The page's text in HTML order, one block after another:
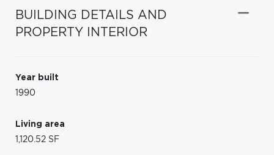
BUILDING DETAILS AND
PROPERTY INTERIOR
Year built
1990
Living area
1,120.52 SF